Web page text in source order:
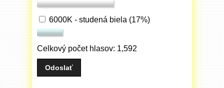
6000K - studená biela (17%)
Celkový počet hlasov: 1,592